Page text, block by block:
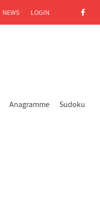
Anagramme Sudoku
NEWS LOGIN